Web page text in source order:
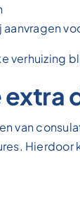
verhuizing
van
Hierdoor